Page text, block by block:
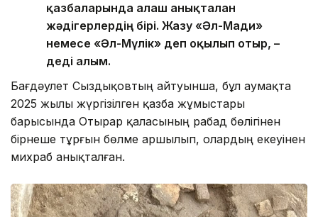
қазбаларында алғаш анықталған
жәдігерлердің бірі. Жазу «Әл-Мағди»
немесе «Әл-Мүлік» деп оқылып отыр, –
деді ғалым.
Бағдәулет Сыздықовтың айтуынша, бұл аумақта
2025 жылы жүргізілген қазба жұмыстары
барысында Отырар қаласының рабад бөлігінен
бірнеше тұрғын бөлме аршылып, олардың екеуінен
михраб анықталған.